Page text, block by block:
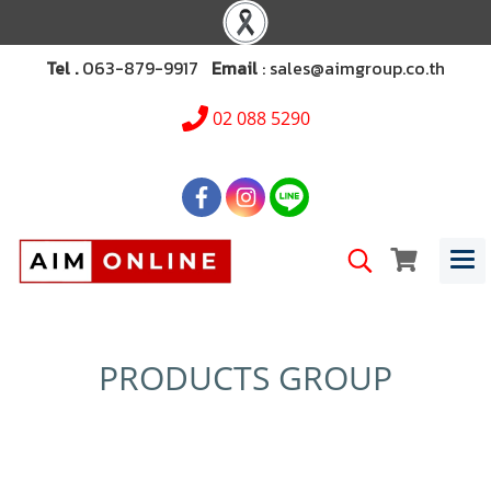
Tel .063-879-9917 Email : sales@aimgroup.co.th
02 088 5290
PRODUCTS GROUP